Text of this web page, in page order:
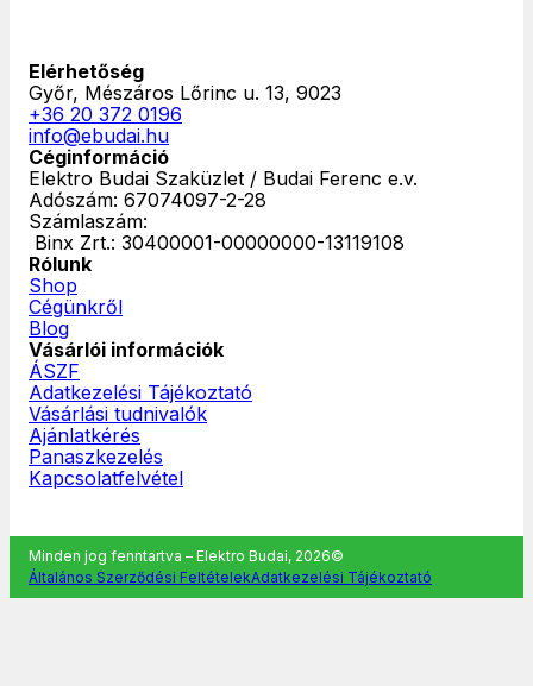
Elérhetőség
Győr, Mészáros Lőrinc u. 13, 9023
+36 20 372 0196
info@ebudai.hu
Céginformáció
Elektro Budai Szaküzlet / Budai Ferenc e.v.
Adószám: 67074097-2-28
Számlaszám:
‎ Binx Zrt.: 30400001-00000000-13119108
Rólunk
Shop
Cégünkről
Blog
Vásárlói információk
ÁSZF
Adatkezelési Tájékoztató
Vásárlási tudnivalók
Ajánlatkérés
Panaszkezelés
Kapcsolatfelvétel
Minden jog fenntartva – Elektro Budai, 2026©
Általános Szerződési FeltételekAdatkezelési Tájékoztató